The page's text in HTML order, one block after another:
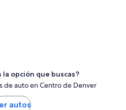
opción que buscas?
de auto en Centro de Denver
autos